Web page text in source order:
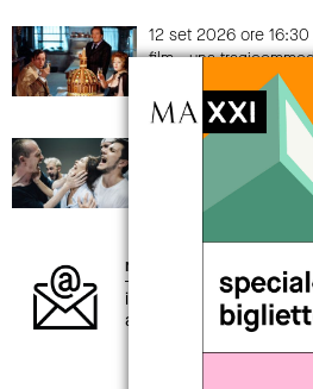
12 set 2026 ore 16:30
film - una
La grande abbuffata
di Marco Ferreri
19 set 2026 > 20 set
Alessandro
AUGUSTO_expanded
newsletter
iscriviti alla newsletter
aggiornamenti sul